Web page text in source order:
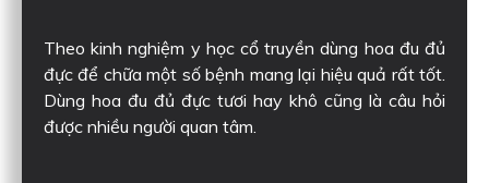
Theo kinh nghiệm y học cổ truyền dùng hoa đu đủ
đực để chữa một số bệnh mang lại hiệu quả rất tốt.
Dùng hoa đu đủ đực tươi hay khô cũng là câu hỏi
được nhiều người quan tâm.